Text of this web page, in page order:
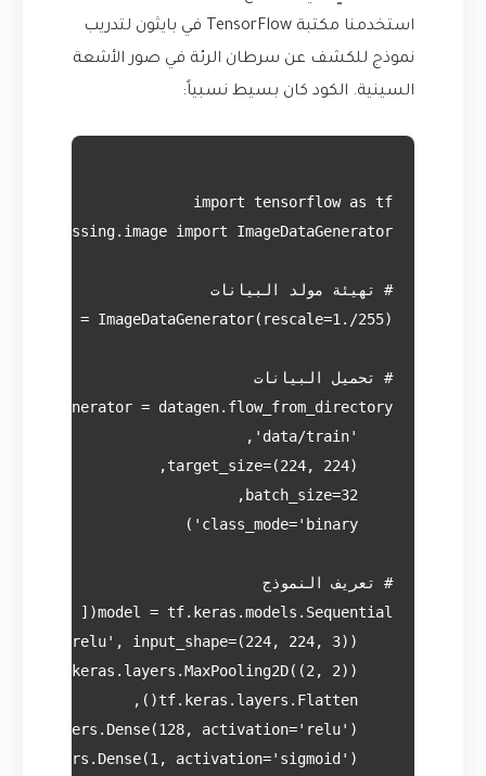
استخدمنا مكتبة TensorFlow في بايثون لتدريب
نموذج للكشف عن سرطان الرئة في صور الأشعة
السينية. الكود كان بسيط نسبياً: